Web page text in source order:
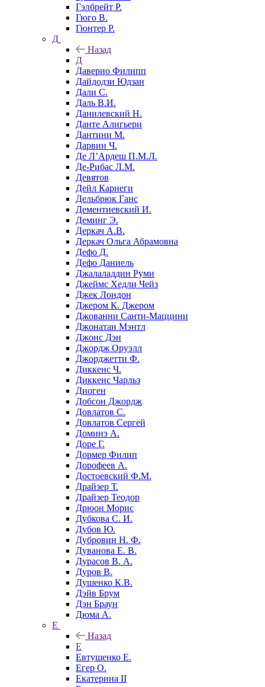
Гэлбрейт Р.
Гюго В.
Гюнтер Р.
Д
Назад
Д
Даверио Филипп
Дайдодзи Юдзан
Дали С.
Даль В.И.
Данилевский Н.
Данте Алигьери
Дантини М.
Дарвин Ч.
Де Л’Ардеш П.М.Л.
Де-Рибас Л.М.
Девятов
Дейл Карнеги
Дельбрюк Ганс
Дементиевский И.
Деминг Э.
Деркач А.В.
Деркач Ольга Абрамовна
Дефо Д.
Дефо Даниель
Джалаладдин Руми
Джеймс Хедли Чейз
Джек Лондон
Джером К. Джером
Джованни Санти-Маццини
Джонатан Мэнтл
Джонс Дэн
Джордж Оруэлл
Джорджетти Ф.
Диккенс Ч.
Диккенс Чарльз
Диоген
Добсон Джордж
Довлатов С.
Довлатов Сергей
Доминэ А.
Доре Г.
Дормер Филип
Дорофеев А.
Достоевский Ф.М.
Драйзер Т.
Драйзер Теодор
Дрюон Морис
Дубкова С. И.
Дубов Ю.
Дубровин Н. Ф.
Дуванова Е. В.
Дурасов В. А.
Дуров В.
Душенко К.В.
Дэйв Брум
Дэн Браун
Дюма А.
Е
Назад
Е
Евтушенко Е.
Егер О.
Екатерина II